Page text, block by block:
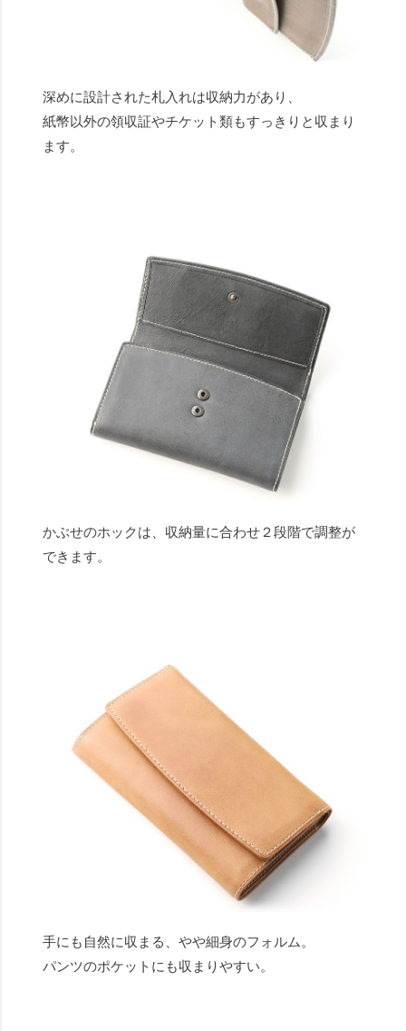
深めに設計された札入れは収納力があり、
紙幣以外の領収証やチケット類もすっきりと収まり
ます。
かぶせのホックは、収納量に合わせ２段階で調整が
できます。
手にも自然に収まる、やや細身のフォルム。
パンツのポケットにも収まりやすい。